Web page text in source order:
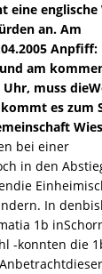
eine
an. Am
Anpfiff:
am
Uhr, muss
es zum
bei einer
in den
In
1b
-konnten die